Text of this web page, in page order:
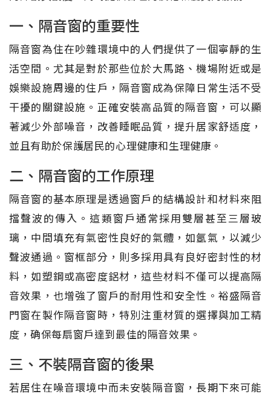
一、隔音窗的重要性
隔音窗為住在吵雜環境中的人們提供了一個寧靜的生
活空間。尤其是對於那些位於大馬路、機場附近或是
娛樂設施周邊的住戶，隔音窗成為保障日常生活不受
干擾的關鍵設施。正確安裝高品質的隔音窗，可以顯
著減少外部噪音，改善睡眠品質，提升居家舒适度，
並且有助於保護居民的心理健康和生理健康。
二、隔音窗的工作原理
隔音窗的基本原理是透過窗戶的結構設計和材料來阻
擋聲波的傳入。這類窗戶通常採用雙層甚至三層玻
璃，中間填充有氣密性良好的氣體，如氬氣，以減少
聲波通過。窗框部分，則多採用具有良好密封性的材
料，如塑鋼或高密度鋁材，這些材料不僅可以提高隔
音效果，也增強了窗戶的耐用性和安全性。裕盛隔音
門窗在製作隔音窗時，特別注重材質的選擇與加工精
度，确保每扇窗戶達到最佳的隔音效果。
三、不裝隔音窗的後果
若居住在噪音環境中而未安裝隔音窗，長期下來可能